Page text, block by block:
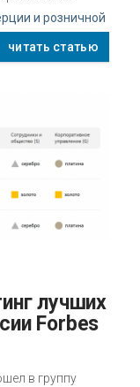
и розничной
читать статью
Forbes
в группу